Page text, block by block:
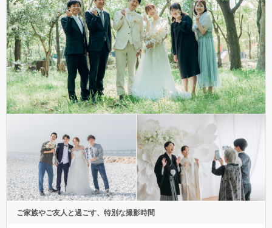
ご家族やご友人と過ごす、特別な撮影時間